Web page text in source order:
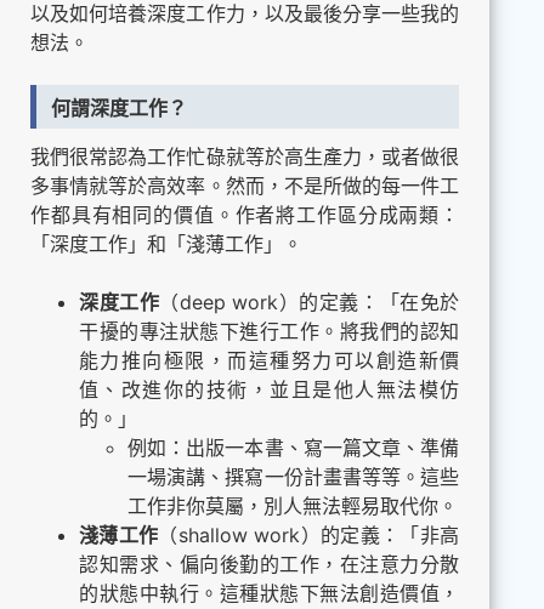
以及如何培養深度工作力，以及最後分享一些我的
想法。
何謂深度工作？
我們很常認為工作忙碌就等於高生產力，或者做很
多事情就等於高效率。然而，不是所做的每一件工
作都具有相同的價值。作者將工作區分成兩類：
「深度工作」和「淺薄工作」。
深度工作 （deep work）的定義：「在免於
干擾的專注狀態下進行工作。將我們的認知
能力推向極限，而這種努力可以創造新價
值、改進你的技術，並且是他人無法模仿
的。」
例如：出版一本書、寫一篇文章、準備
一場演講、撰寫一份計畫書等等。這些
工作非你莫屬，別人無法輕易取代你。
淺薄工作 （shallow work）的定義：「非高
認知需求、偏向後勤的工作，在注意力分散
的狀態中執行。這種狀態下無法創造價值，